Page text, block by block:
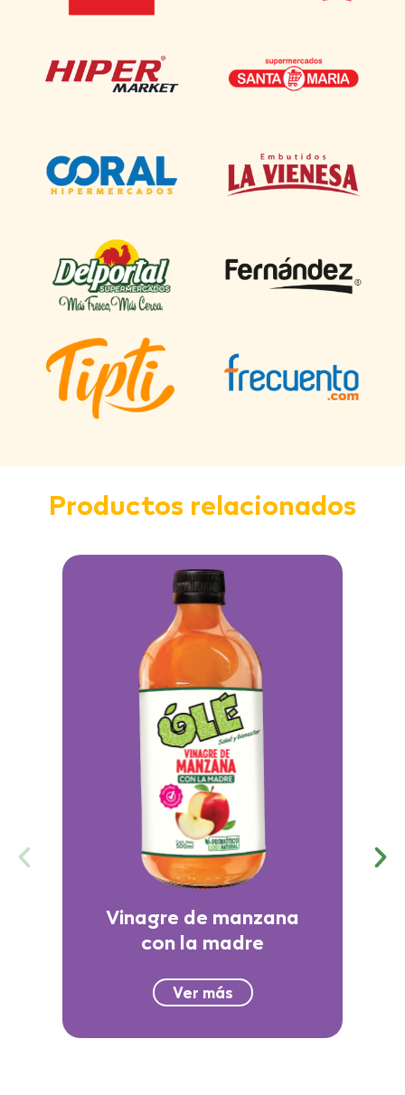
Productos relacionados
Vinagre de manzana
con la madre
Ver más